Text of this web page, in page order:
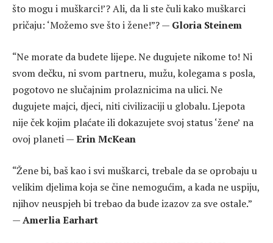
što mogu i muškarci!’? Ali, da li ste čuli kako muškarci
pričaju: ‘Možemo sve što i žene!”? — Gloria Steinem
“Ne morate da budete lijepe. Ne dugujete nikome to! Ni
svom dečku, ni svom partneru, mužu, kolegama s posla,
pogotovo ne slučajnim prolaznicima na ulici. Ne
dugujete majci, djeci, niti civilizaciji u globalu. Ljepota
nije ček kojim plaćate ili dokazujete svoj status ‘žene’ na
ovoj planeti —Erin McKean
“Žene bi, baš kao i svi muškarci, trebale da se oprobaju u
velikim djelima koja se čine nemogućim, a kada ne uspiju,
njihov neuspjeh bi trebao da bude izazov za sve ostale.”
—Amerlia Earhart